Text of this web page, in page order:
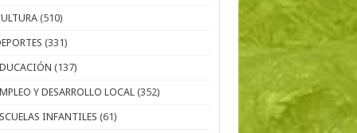
(510)
(331)
(137)
Y DESARROLLO LOCAL (352)
INFANTILES (61)